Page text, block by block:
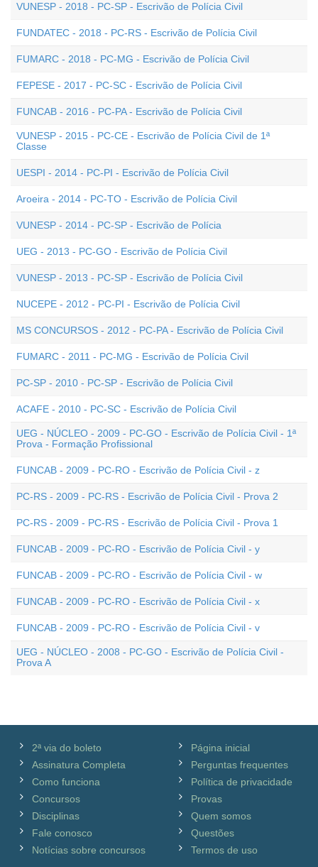
VUNESP - 2018 - PC-SP - Escrivão de Polícia Civil
FUNDATEC - 2018 - PC-RS - Escrivão de Polícia Civil
FUMARC - 2018 - PC-MG - Escrivão de Polícia Civil
FEPESE - 2017 - PC-SC - Escrivão de Polícia Civil
FUNCAB - 2016 - PC-PA - Escrivão de Polícia Civil
VUNESP - 2015 - PC-CE - Escrivão de Polícia Civil de 1ª
Classe
UESPI - 2014 - PC-PI - Escrivão de Polícia Civil
Aroeira - 2014 - PC-TO - Escrivão de Polícia Civil
VUNESP - 2014 - PC-SP - Escrivão de Polícia
UEG - 2013 - PC-GO - Escrivão de Polícia Civil
VUNESP - 2013 - PC-SP - Escrivão de Polícia Civil
NUCEPE - 2012 - PC-PI - Escrivão de Polícia Civil
MS CONCURSOS - 2012 - PC-PA - Escrivão de Polícia Civil
FUMARC - 2011 - PC-MG - Escrivão de Polícia Civil
PC-SP - 2010 - PC-SP - Escrivão de Polícia Civil
ACAFE - 2010 - PC-SC - Escrivão de Polícia Civil
UEG - NÚCLEO - 2009 - PC-GO - Escrivão de Polícia Civil - 1ª
Prova - Formação Profissional
FUNCAB - 2009 - PC-RO - Escrivão de Polícia Civil - z
PC-RS - 2009 - PC-RS - Escrivão de Polícia Civil - Prova 2
PC-RS - 2009 - PC-RS - Escrivão de Polícia Civil - Prova 1
FUNCAB - 2009 - PC-RO - Escrivão de Polícia Civil - y
FUNCAB - 2009 - PC-RO - Escrivão de Polícia Civil - w
FUNCAB - 2009 - PC-RO - Escrivão de Polícia Civil - x
FUNCAB - 2009 - PC-RO - Escrivão de Polícia Civil - v
UEG - NÚCLEO - 2008 - PC-GO - Escrivão de Polícia Civil -
Prova A
2ª via do boleto
Assinatura Completa
Como funciona
Concursos
Disciplinas
Fale conosco
Notícias sobre concursos
Página inicial
Perguntas frequentes
Política de privacidade
Provas
Quem somos
Questões
Termos de uso